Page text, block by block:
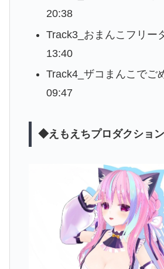
20:38
Track3_おまんこフリー
13:40
Track4_ザコまんこでご
09:47
◆えもえちプロダクショ